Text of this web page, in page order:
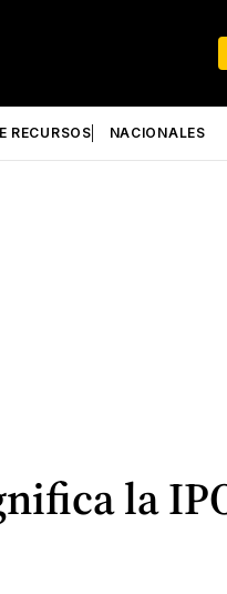
RECURSOS NACIONALES
la